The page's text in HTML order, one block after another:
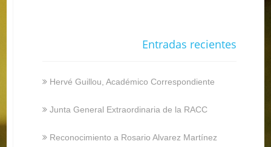
Entradas recientes
Hervé Guillou, Académico Correspondiente
Junta General Extraordinaria de la RACC
Reconocimiento a Rosario Alvarez Martínez